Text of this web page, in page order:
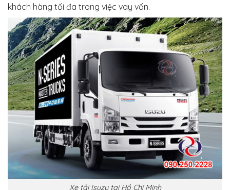
khách hàng tối đa trong việc vay vốn.
Xe tải Isuzu tại Hồ Chí Minh